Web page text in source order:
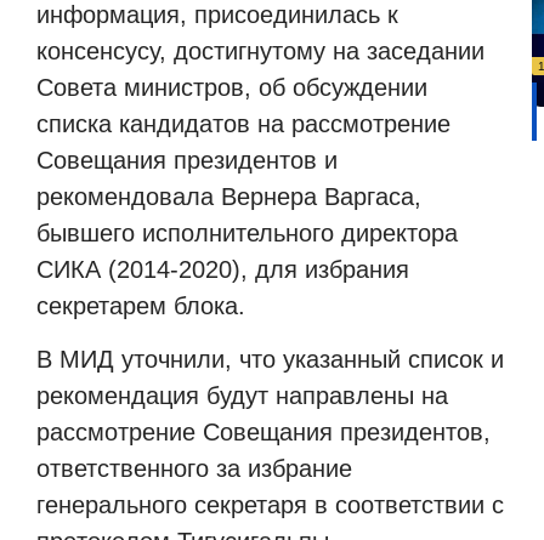
информация, присоединилась к
консенсусу, достигнутому на заседании
Совета министров, об обсуждении
списка кандидатов на рассмотрение
Совещания президентов и
рекомендовала Вернера Варгаса,
бывшего исполнительного директора
СИКА (2014-2020), для избрания
секретарем блока.
В МИД уточнили, что указанный список и
рекомендация будут направлены на
рассмотрение Совещания президентов,
ответственного за избрание
генерального секретаря в соответствии с